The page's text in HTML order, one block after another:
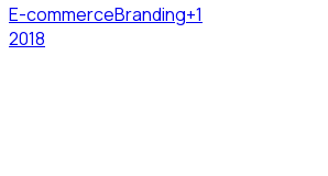
E-commerceBranding+1
2018